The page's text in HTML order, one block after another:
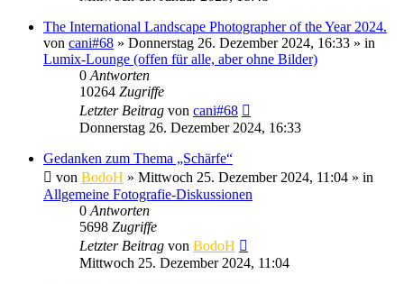
The International Landscape Photographer of the Year 2024.
von cani#68 » Donnerstag 26. Dezember 2024, 16:33 » in
Lumix-Lounge (offen für alle, aber ohne Bilder)
0 Antworten
10264 Zugriffe
Letzter Beitrag von cani#68
Donnerstag 26. Dezember 2024, 16:33
Gedanken zum Thema „Schärfe“
von BodoH » Mittwoch 25. Dezember 2024, 11:04 » in
Allgemeine Fotografie-Diskussionen
0 Antworten
5698 Zugriffe
Letzter Beitrag von BodoH
Mittwoch 25. Dezember 2024, 11:04